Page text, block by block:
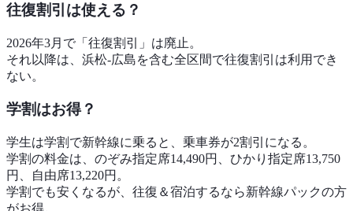
往復割引は使える？
2026年3月で「往復割引」は廃止。
それ以降は、浜松-広島を含む全区間で往復割引は利用でき
ない。
学割はお得？
学生は学割で新幹線に乗ると、乗車券が2割引になる。
学割の料金は、のぞみ指定席14,490円、ひかり指定席13,750
円、自由席13,220円。
学割でも安くなるが、往復＆宿泊するなら新幹線パックの方